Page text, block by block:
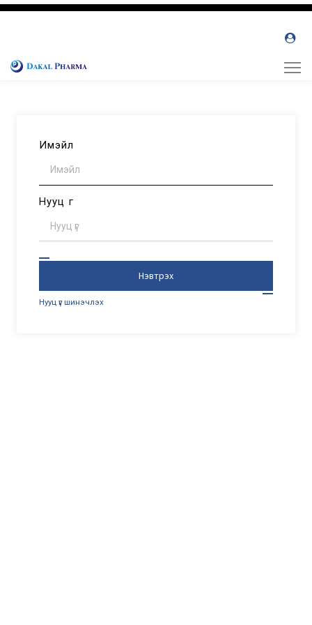
Имэйл
Нууц үг
Нэвтрэх
Нууц үг шинэчлэх